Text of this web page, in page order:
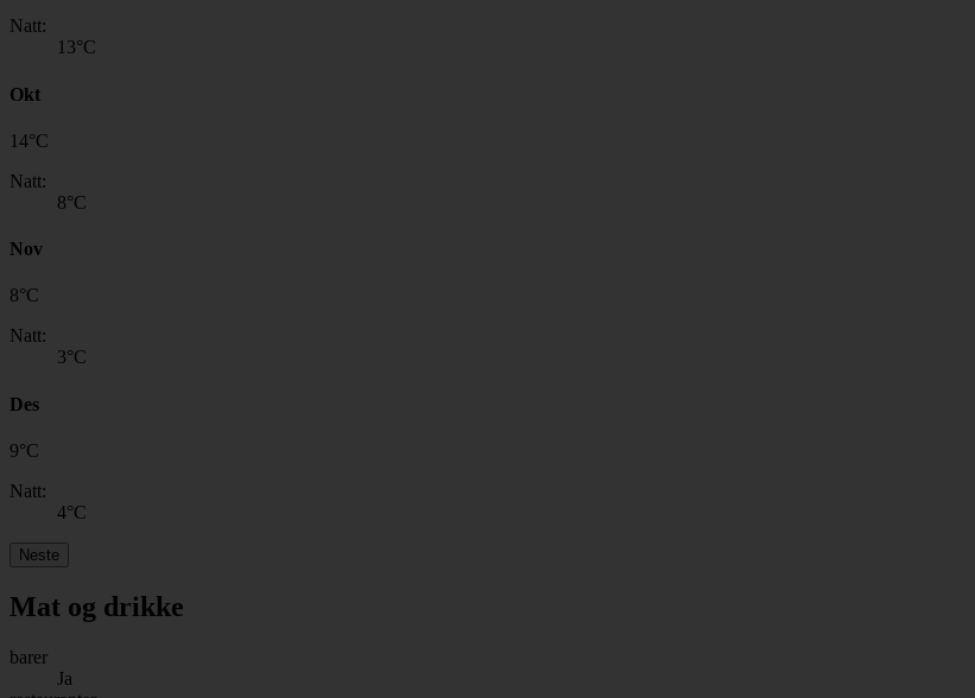
Natt:
13°C
Okt
14°C
Natt:
8°C
Nov
8°C
Natt:
3°C
Des
9°C
Natt:
4°C
Neste
Mat og drikke
barer
Ja